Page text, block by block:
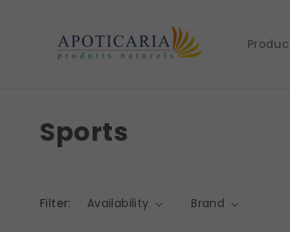
Sports
Filter: Availability Brand